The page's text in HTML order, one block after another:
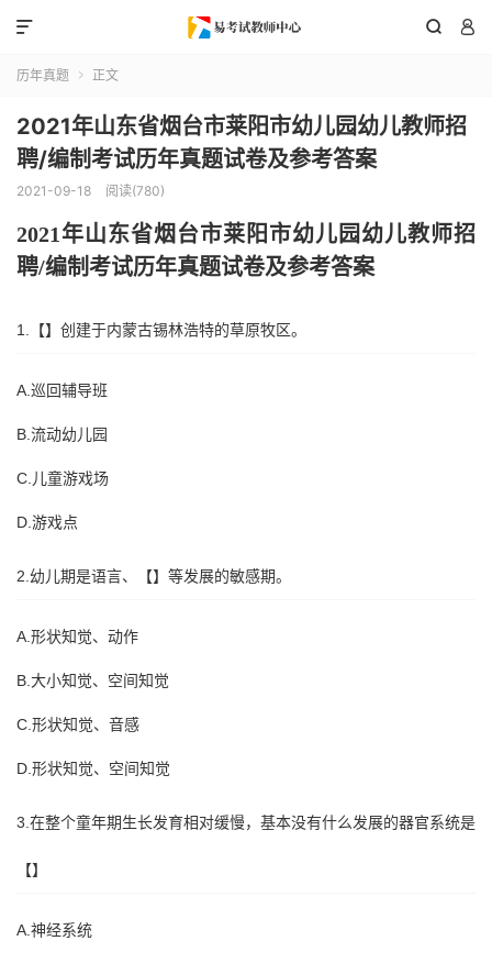
 

历年真题  正文
2021年山东省烟台市莱阳市幼儿园幼儿教师招
聘/编制考试历年真题试卷及参考答案
2021-09-18 阅读(780)
2021 年山东省烟台市莱阳市幼儿园幼儿教师招
聘/编制考试历年真题试卷及参考答案
1.【】创建于内蒙古锡林浩特的草原牧区。
A.巡回辅导班
B.流动幼儿园
C.儿童游戏场
D.游戏点
2.幼儿期是语言、【】等发展的敏感期。
A.形状知觉、动作
B.大小知觉、空间知觉
C.形状知觉、音感
D.形状知觉、空间知觉
3.在整个童年期生长发育相对缓慢，基本没有什么发展的器官系统是
【】
A.神经系统